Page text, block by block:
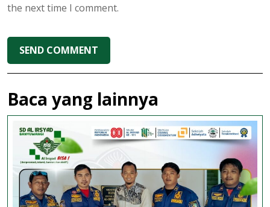
the next time I comment.
Baca yang lainnya